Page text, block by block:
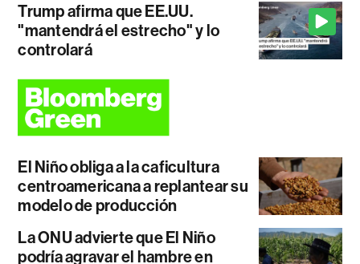
Trump afirma que EE.UU.
"mantendrá el estrecho" y lo
controlará
El Niño obliga a la caficultura
centroamericana a replantear su
modelo de producción
La ONU advierte que El Niño
podría agravar el hambre en